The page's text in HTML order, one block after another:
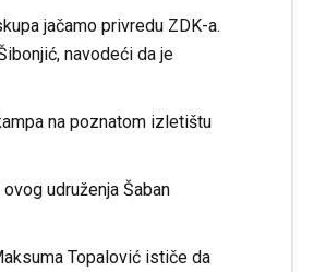
jačamo privredu ZDK-a.
navodeći da je
na poznatom izletištu
udruženja Šaban
Topalović ističe da